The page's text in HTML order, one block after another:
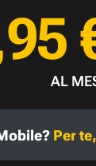
AL
Per